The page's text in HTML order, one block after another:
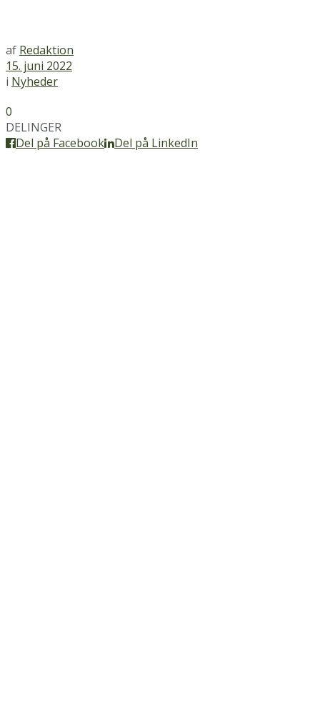
af Redaktion
15. juni 2022
i Nyheder
0
DELINGER
Del på Facebook
Del på LinkedIn